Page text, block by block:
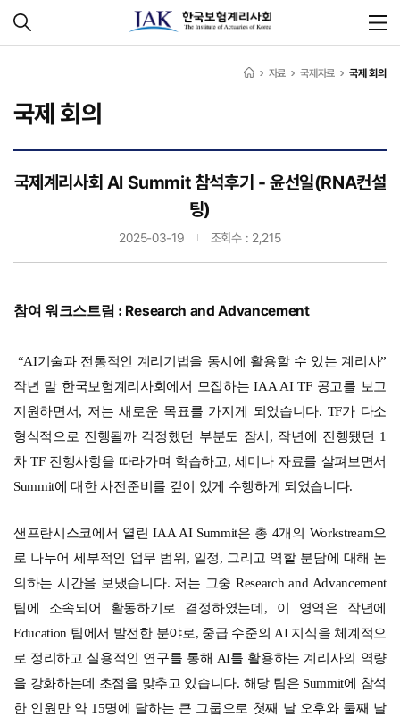
자료 국제자료 국제 회의
국제 회의
국제계리사회 AI Summit 참석후기 - 윤선일(RNA컨설
팅)
2025-03-19 조회수 : 2,215
참여 워크스트림 : Research and Advancement
“AI기술과 전통적인 계리기법을 동시에 활용할 수 있는 계리사”
작년 말 한국보험계리사회에서 모집하는 IAA AI TF 공고를 보고
지원하면서, 저는 새로운 목표를 가지게 되었습니다. TF가 다소
형식적으로 진행될까 걱정했던 부분도 잠시, 작년에 진행됐던 1
차 TF 진행사항을 따라가며 학습하고, 세미나 자료를 살펴보면서
Summit에 대한 사전준비를 깊이 있게 수행하게 되었습니다.
샌프란시스코에서 열린 IAA AI Summit은 총 4개의 Workstream으
로 나누어 세부적인 업무 범위, 일정, 그리고 역할 분담에 대해 논
의하는 시간을 보냈습니다. 저는 그중 Research and Advancement
팀에 소속되어 활동하기로 결정하였는데, 이 영역은 작년에
Education 팀에서 발전한 분야로, 중급 수준의 AI 지식을 체계적으
로 정리하고 실용적인 연구를 통해 AI를 활용하는 계리사의 역량
을 강화하는데 초점을 맞추고 있습니다. 해당 팀은 Summit에 참석
한 인원만 약 15명에 달하는 큰 그룹으로 첫째 날 오후와 둘째 날